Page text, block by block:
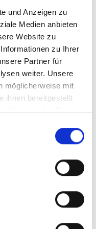
und Anzeigen zu
Medien anbieten
Website zu
zu Ihrer
Partner für
weiter. Unsere
möglicherweise mit
ihnen bereitgestellt
Nutzung der Dienste
für eine
resiliente
des Paris-